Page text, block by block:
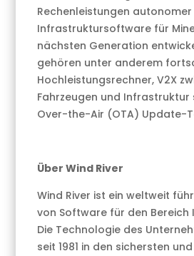
Rechenleistungen autonomer
Infrastruktursoftware für
nächsten Generation
gehören unter anderem
Hochleistungsrechner, V2X
Fahrzeugen und Infrastruktur
Over-the-Air (OTA) Update-
Über Wind River
Wind River ist ein weltweit
von Software für den Bereich
Die Technologie des
seit 1981 in den sichersten